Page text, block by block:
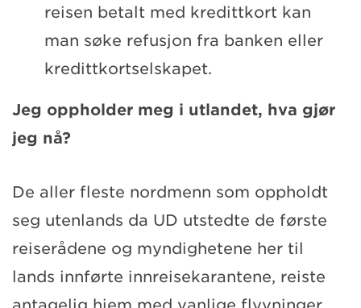
reisen betalt med kredittkort kan
man søke refusjon fra banken eller
kredittkortselskapet.
Jeg oppholder meg i utlandet, hva gjør
jeg nå?
De aller fleste nordmenn som oppholdt
seg utenlands da UD utstedte de første
reiserådene og myndighetene her til
lands innførte innreisekarantene, reiste